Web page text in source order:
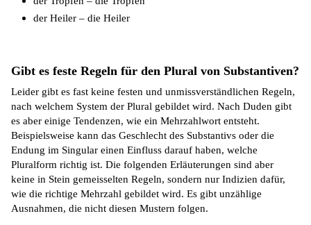
der Heiler –die Heiler
Gibt es feste Regeln für den Plural von Substantiven?
Leider gibt es fast keine festen und unmissverständlichen Regeln,
nach welchem System der Plural gebildet wird. Nach Duden gibt
es aber einige Tendenzen, wie ein Mehrzahlwort entsteht.
Beispielsweise kann das Geschlecht des Substantivs oder die
Endung im Singular einen Einfluss darauf haben, welche
Pluralform richtig ist. Die folgenden Erläuterungen sind aber
keine in Stein gemeisselten Regeln, sondern nur Indizien dafür,
wie die richtige Mehrzahl gebildet wird. Es gibt unzählige
Ausnahmen, die nicht diesen Mustern folgen.